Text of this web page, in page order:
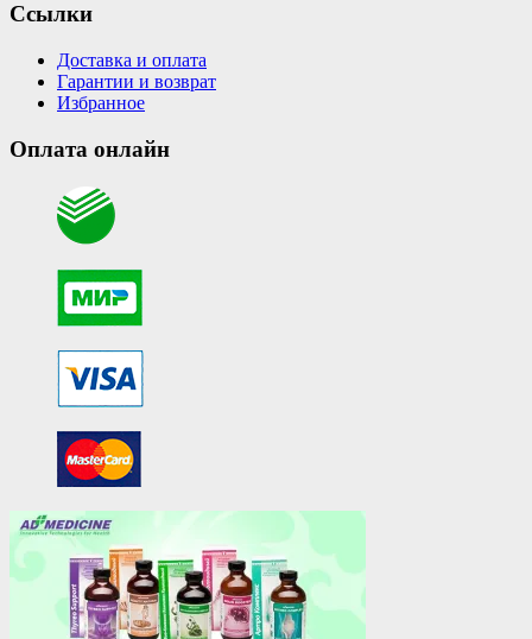
Ссылки
Доставка и оплата
Гарантии и возврат
Избранное
Оплата онлайн